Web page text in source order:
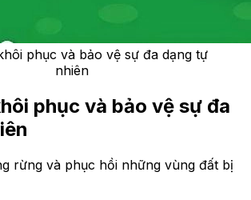
phục và bảo vệ sự đa dạng tự
nhiên
phục và bảo vệ sự đa
rừng và phục hồi những vùng đất bị